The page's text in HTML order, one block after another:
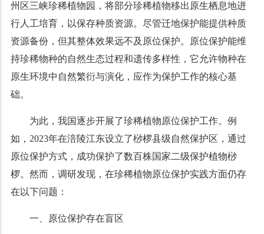
州区三峡珍稀植物园，将部分珍稀植物移出原生栖息地进
行人工培育，以保存种质资源。尽管迁地保护能提供种质
资源备份，但其整体效果远不及原位保护。原位保护能维
持珍稀物种的自然生态过程和遗传多样性，它允许物种在
原生环境中自然繁衍与演化，应作为保护工作的核心基
础。
为此，我国逐步开展了珍稀植物原位保护工作。例
如，2023年在涪陵江东设立了桫椤县级自然保护区，通过
原位保护方式，成功保护了数百株国家二级保护植物桫
椤。然而，调研发现，在珍稀植物原位保护实践方面仍存
在以下问题：
一、原位保护存在盲区